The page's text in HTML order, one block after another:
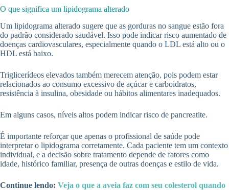
O que significa um lipidograma alterado
Um lipidograma alterado sugere que as gorduras no sangue estão fora
do padrão considerado saudável. Isso pode indicar risco aumentado de
doenças cardiovasculares, especialmente quando o LDL está alto ou o
HDL está baixo.
Triglicerídeos elevados também merecem atenção, pois podem estar
relacionados ao consumo excessivo de açúcar e carboidratos,
resistência à insulina, obesidade ou hábitos alimentares inadequados.
Em alguns casos, níveis altos podem indicar risco de pancreatite.
É importante reforçar que apenas o profissional de saúde pode
interpretar o lipidograma corretamente. Cada paciente tem um contexto
individual, e a decisão sobre tratamento depende de fatores como
idade, histórico familiar, presença de outras doenças e estilo de vida.
Continue lendo: Veja o que a aveia faz com seu colesterol quando